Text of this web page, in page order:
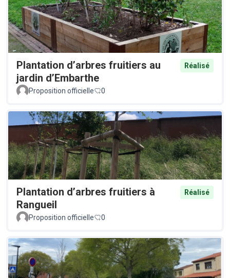
Plantation d’arbres fruitiers au
jardin d’Embarthe
Réalisé
Proposition officielle 0
Plantation d’arbres fruitiers à
Rangueil
Réalisé
Proposition officielle 0